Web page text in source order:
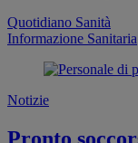
Quotidiano Sanità
Informazione Sanitaria
Notizie